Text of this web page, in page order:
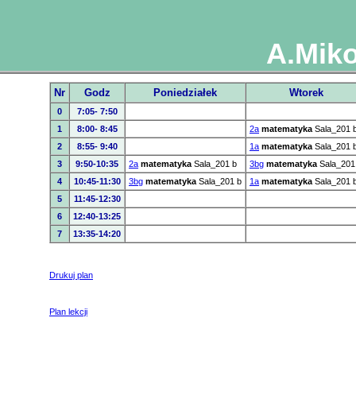
Nr Godz Poniedziałek Wtorek
0
7:05- 7:50
1
8:00- 8:45 2a matematyka Sala_201
2
8:55- 9:40 1a matematyka Sala_201
3
9:50-10:35 2a matematyka Sala_201 b 3bg matematyka
4
10:45-11:30 3bg matematyka Sala_201 b 1a matematyka Sala_201
5
11:45-12:30
6
12:40-13:25
7
13:35-14:20
Drukuj plan
Plan lekcji